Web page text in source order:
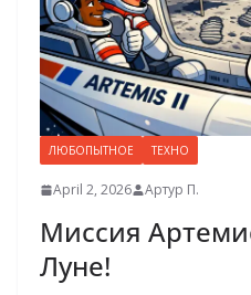
ЛЮБОПЫТНОЕ ТЕХНО
April 2, 2026 Артур П.
Миссия
Луне!